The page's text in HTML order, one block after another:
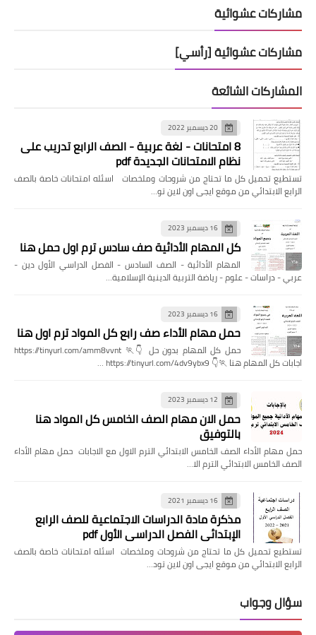
مشاركات عشوائية
مشاركات عشوائية [رأسي]
المشاركات الشائعة
20 ديسمبر 2022
8 امتحانات - لغة عربية - الصف الرابع تدريب على
نظام الامتحانات الجديدة pdf
تستطيع تحميل كل ما تحتاج من شروحات وملخصات اسئله امتحانات خاصة بالصف
الرابع الابتدائي من موقع ايجى اون لاين تو…
16 ديسمبر 2023
كل المهام الأدائية صف سادس ترم اول حمل هنا
المهام الأدائية - الصف السادس - الفصل الدراسي الأول دين -
عربي - دراسات - علوم - رياضة التربية الدينية الإسلامية…
16 ديسمبر 2023
حمل مهام الأداء صف رابع كل المواد ترم اول هنا
حمل كل المهام بدون حل 👇🏃 https://tinyurl.com/amm8vvnt
اجابات كل المهام هنا 🏃👇 https://tinyurl.com/4dv9ybx9 …
12 ديسمبر 2023
حمل الان مهام الصف الخامس كل المواد هنا
بالتوفيق
حمل مهام الأداء الصف الخامس الابتدائي الترم الاول مع الاجابات حمل مهام الأداء
الصف الخامس الابتدائي الترم الا…
16 ديسمبر 2021
مذكرة مادة الدراسات الاجتماعية للصف الرابع
الإبتدائي الفصل الدراسي الأول pdf
تستطيع تحميل كل ما تحتاج من شروحات وملخصات اسئله امتحانات خاصة بالصف
الرابع الابتدائي من موقع ايجى اون لاين تود…
سؤال وجواب